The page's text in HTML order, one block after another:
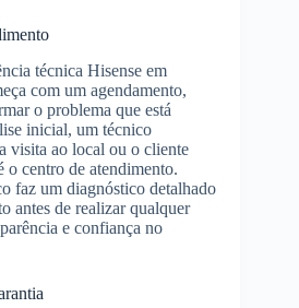
técnica Hisense em
com um agendamento,
o problema que está
inicial, um técnico
visita ao local ou o cliente
o centro de atendimento.
faz um diagnóstico detalhado
antes de realizar qualquer
e confiança no